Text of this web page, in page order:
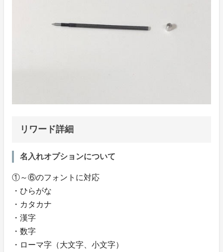
リワード詳細
名入れオプションについて
①～⑥のフォントに対応
・ひらがな
・カタカナ
・漢字
・数字
・ローマ字（大文字、小文字）